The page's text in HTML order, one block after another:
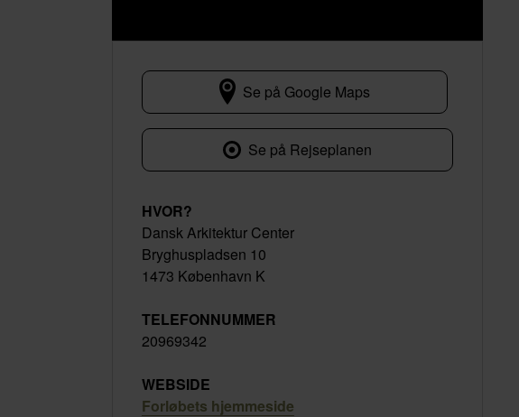
Bryghuspladsen 10
Se på Google Maps
Se på Rejseplanen
HVOR?
Dansk Arkitektur Center
Bryghuspladsen 10
1473 København K
TELEFONNUMMER
20969342
WEBSIDE
Forløbets hjemmeside